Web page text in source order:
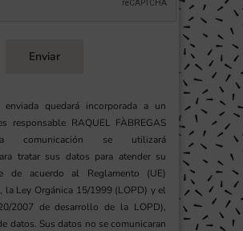
Enviar
enviada quedará incorporada a un
responsable RAQUEL FÀBREGAS
comunicación se utilizará
tratar sus datos para atender su
de acuerdo al Reglamento (UE)
la Ley Orgánica 15/1999 (LOPD) y el
2007 de desarrollo de la LOPD),
datos. Sus datos no se comunicaran